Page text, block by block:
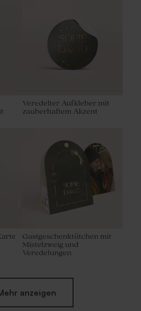
Veredelter Aufkleber mit
zauberhaftem Akzent
Gastgeschenktütchen mit
Mistelzweig und
Veredelungen
anzeigen